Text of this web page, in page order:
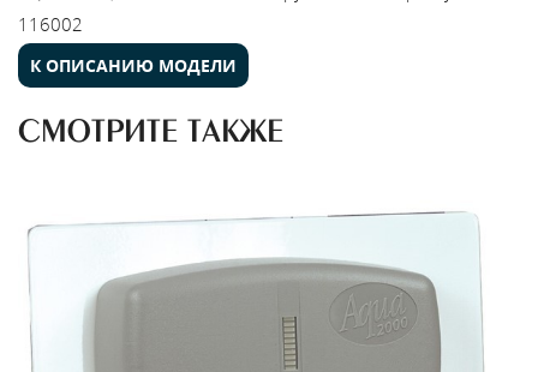
116002
К ОПИСАНИЮ МОДЕЛИ
СМОТРИТЕ ТАКЖЕ